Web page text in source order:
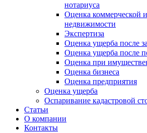
нотариуса
Оценка коммерческой
недвижимости
Экспертиза
Оценка ущерба после
Оценка ущерба после
Оценка при
Оценка бизнеса
Оценка предприятия
Оценка ущерба
Оспаривание кадастровой
Статьи
О компании
Контакты